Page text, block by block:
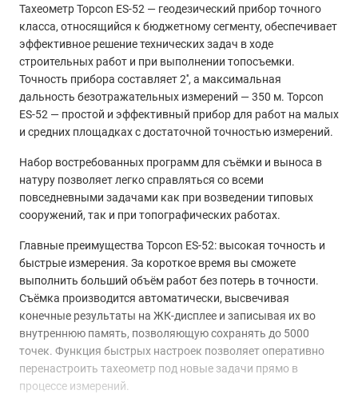
Тахеометр Topcon ES-52 — геодезический прибор точного
класса, относящийся к бюджетному сегменту, обеспечивает
эффективное решение технических задач в ходе
строительных работ и при выполнении топосъемки.
Точность прибора составляет 2'', а максимальная
дальность безотражательных измерений — 350 м. Topcon
ES-52 — простой и эффективный прибор для работ на малых
и средних площадках с достаточной точностью измерений.
Набор востребованных программ для съёмки и выноса в
натуру позволяет легко справляться со всеми
повседневными задачами как при возведении типовых
сооружений, так и при топографических работах.
Главные преимущества Topcon ES-52: высокая точность и
быстрые измерения. За короткое время вы сможете
выполнить больший объём работ без потерь в точности.
Съёмка производится автоматически, высвечивая
конечные результаты на ЖК-дисплее и записывая их во
внутреннюю память, позволяющую сохранять до 5000
точек. Функция быстрых настроек позволяет оперативно
перенастроить тахеометр под новые задачи прямо в
процессе измерений.